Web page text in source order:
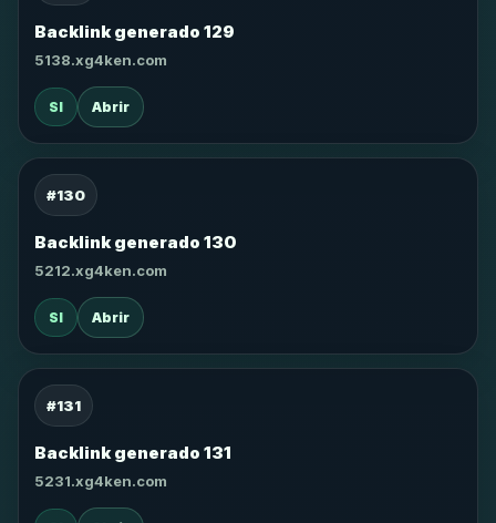
Backlink generado 129
5138.xg4ken.com
SI Abrir
#130
Backlink generado 130
5212.xg4ken.com
SI Abrir
#131
Backlink generado 131
5231.xg4ken.com